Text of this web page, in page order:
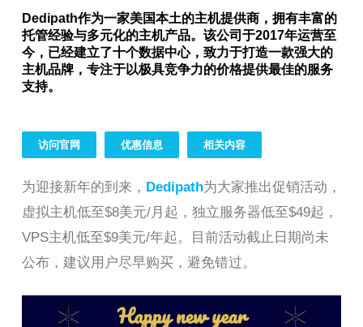
Dedipath作为一家美国本土的主机提供商，拥有丰富的
托管经验与多元化的主机产品。该公司于2017年运营至
今，已经建立了十个数据中心，致力于打造一款强大的
主机品牌，专注于以极具竞争力的价格提供最佳的服务
支持。
访问官网 优惠信息 相关内容
为迎接新年的到来， Dedipath为大家推出促销活动，
虚拟主机低至$8美元/月起，独立服务器低至$49起，
VPS主机低至$9美元/年起。目前活动截止日期尚未
公布，建议用户尽早购买，避免错过。